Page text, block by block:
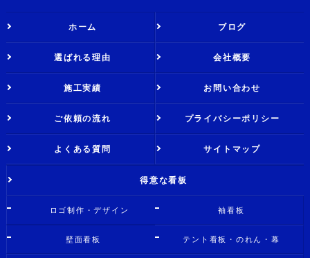
ホーム ブログ
選ばれる理由 会社概要
施工実績 お問い合わせ
ご依頼の流れ プライバシーポリシー
よくある質問 サイトマップ
得意な看板
ロゴ制作・デザイン 袖看板
壁面看板 テント看板・のれん・幕